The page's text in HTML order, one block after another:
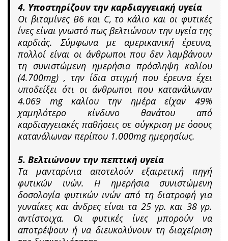
4. Υποστηρίζουν την καρδιαγγειακή υγεία
Οι βιταμίνες Β6 και C, το κάλιο και οι φυτικές
ίνες είναι γνωστό πως βελτιώνουν την υγεία της
καρδιάς. Σύμφωνα με αμερικανική έρευνα,
πολλοί είναι οι άνθρωποι που δεν λαμβάνουν
τη συνιστώμενη ημερήσια πρόσληψη καλίου
(4.700mg) , την ίδια στιγμή που έρευνα έχει
υποδείξει ότι οι άνθρωποι που κατανάλωναν
4.069 mg καλίου την ημέρα είχαν 49%
χαμηλότερο κίνδυνο θανάτου από
καρδιαγγειακές παθήσεις σε σύγκριση με όσους
κατανάλωναν περίπου 1.000mg ημερησίως.
5. Βελτιώνουν την πεπτική υγεία
Τα μανταρίνια αποτελούν εξαιρετική πηγή
φυτικών ινών. Η ημερήσια συνιστώμενη
δοσολογία φυτικών ινών από τη διατροφή για
γυναίκες και άνδρες είναι τα 25 γρ. και 38 γρ.
αντίστοιχα. Οι φυτικές ίνες μπορούν να
αποτρέψουν ή να διευκολύνουν τη διαχείριση